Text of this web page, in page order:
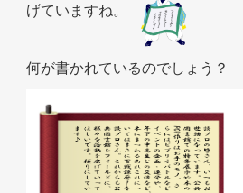
げていますね。
何が書かれているのでしょう？